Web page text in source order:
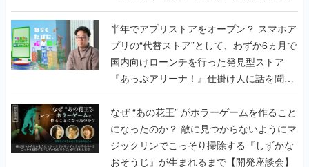
うこだわりをプロデューサーに聞いた
半年でアプリストアをオープン？ スマホア
プリの“代替ストア”として、わずか6ヵ月で
国内向けローンチを行った発見型ストア
『あっぷアリーナ！』仕掛け人に話を聞い
てみた
なぜ “あの花王” がホラーゲームを作ること
になったのか？ 敵に見つからないようにマ
ジックリンでこっそり掃除する『しずかな
おそうじ』が生まれるまで【開発座談会】